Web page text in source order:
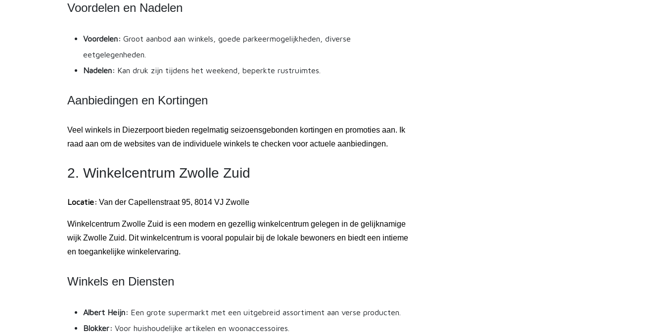
Voordelen en Nadelen
Voordelen: Groot aanbod aan winkels, goede parkeermogelijkheden, diverse
eetgelegenheden.
Nadelen: Kan druk zijn tijdens het weekend, beperkte rustruimtes.
Aanbiedingen en Kortingen
Veel winkels in Diezerpoort bieden regelmatig seizoensgebonden kortingen en promoties aan. Ik
raad aan om de websites van de individuele winkels te checken voor actuele aanbiedingen.
2. Winkelcentrum Zwolle Zuid
Locatie: Van der Capellenstraat 95, 8014 VJ Zwolle
Winkelcentrum Zwolle Zuid is een modern en gezellig winkelcentrum gelegen in de gelijknamige
wijk Zwolle Zuid. Dit winkelcentrum is vooral populair bij de lokale bewoners en biedt een intieme
en toegankelijke winkelervaring.
Winkels en Diensten
Albert Heijn: Een grote supermarkt met een uitgebreid assortiment aan verse producten.
Blokker: Voor huishoudelijke artikelen en woonaccessoires.